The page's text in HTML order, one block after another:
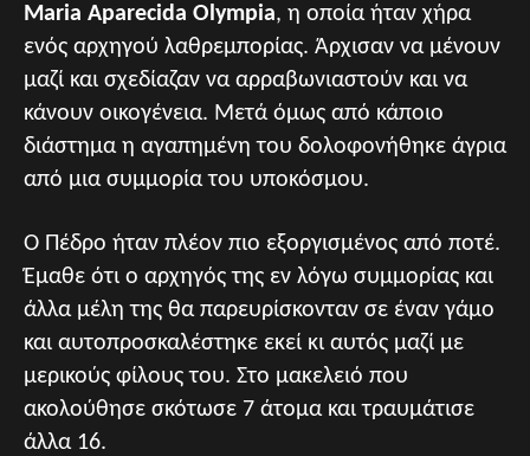
Maria Aparecida Olympia, η οποία ήταν χήρα
ενός αρχηγού λαθρεμπορίας. Άρχισαν να μένουν
μαζί και σχεδίαζαν να αρραβωνιαστούν και να
κάνουν οικογένεια. Μετά όμως από κάποιο
διάστημα η αγαπημένη του δολοφονήθηκε άγρια
από μια συμμορία του υποκόσμου.
Ο Πέδρο ήταν πλέον πιο εξοργισμένος από ποτέ.
Έμαθε ότι ο αρχηγός της εν λόγω συμμορίας και
άλλα μέλη της θα παρευρίσκονταν σε έναν γάμο
και αυτοπροσκαλέστηκε εκεί κι αυτός μαζί με
μερικούς φίλους του. Στο μακελειό που
ακολούθησε σκότωσε 7 άτομα και τραυμάτισε
άλλα 16.